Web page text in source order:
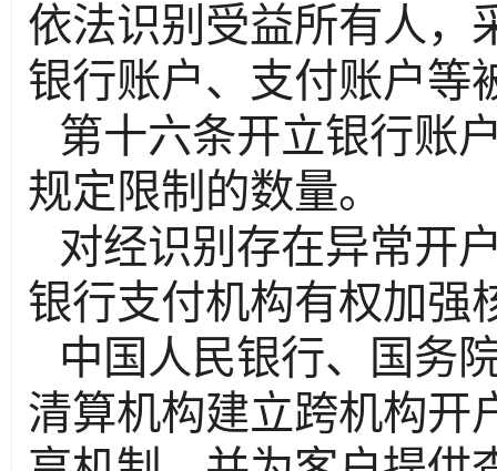
依法识别受益所有人，
银行账户、支付账户等
第十六条开立银行账
规定限制的数量。
对经识别存在异常开
银行支付机构有权加强
中国人民银行、国务
清算机构建立跨机构开